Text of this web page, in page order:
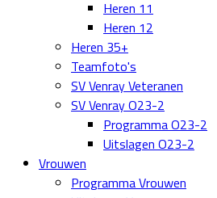
Heren 11
Heren 12
Heren 35+
Teamfoto's
SV Venray Veteranen
SV Venray O23-2
Programma O23-2
Uitslagen O23-2
Vrouwen
Programma Vrouwen